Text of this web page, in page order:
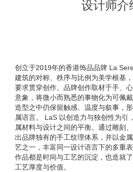
设计师介
创立于2019年的香港饰品品牌 La
建筑的对称、秩序与比例为美学根基
要求贯穿创作。品牌创作取材于手、
意象，将微小而熟悉的事物化为可佩
造型之中仍保留触感、温度与叙事，
属语言。 LaS 以创造力与独创性为引
属材料与设计之间的平衡。通过雕刻
出品牌独有的手工纹理体系，并以金
艺之一，丰富同一设计语言下的多重
作品都是时间与工艺的沉淀，也造就
工艺厚度与价值。